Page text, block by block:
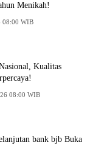
Menikah!
Senin, 3 Agu 2026 08:00 WIB
Kualitas
Minggu, 2 Agu 2026 08:00 WIB
bank bjb Buka